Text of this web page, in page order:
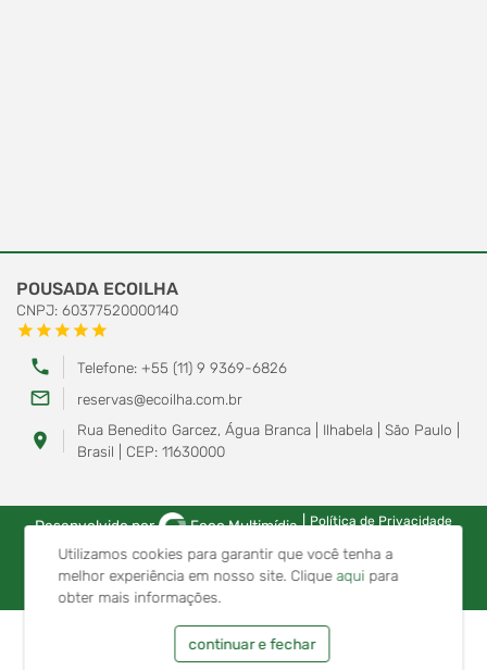
Utilizamos cookies para garantir que você tenha a
melhor experiência em nosso site. Cliqueaqui para
obter mais informações.
continuar e fechar
POUSADA ECOILHA
CNPJ: 60377520000140
starstarstarstarstar
phone Telefone: +55 (11) 9 9369-6826
mail_outline reservas@ecoilha.com.br
location_on
Rua Benedito Garcez, Água Branca | Ilhabela | São Paulo |
Brasil | CEP: 11630000
Desenvolvido por Foco Multimídia | Política de Privacidade